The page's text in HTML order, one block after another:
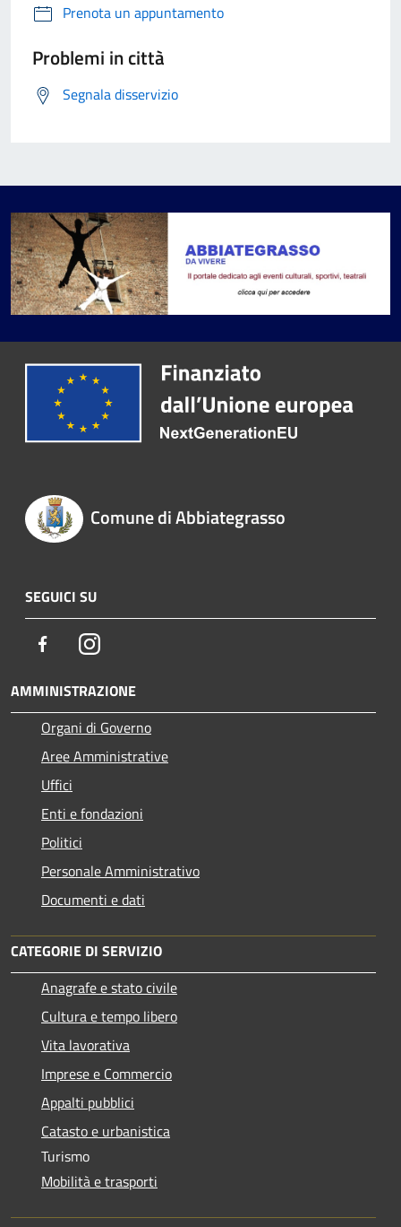
Prenota un appuntamento
Problemi in città
Segnala disservizio
Comune di Abbiategrasso
SEGUICI SU
FacebookInstagram
AMMINISTRAZIONE
Organi di Governo
Aree Amministrative
Uffici
Enti e fondazioni
Politici
Personale Amministrativo
Documenti e dati
CATEGORIE DI SERVIZIO
Anagrafe e stato civile
Cultura e tempo libero
Vita lavorativa
Imprese e Commercio
Appalti pubblici
Catasto e urbanistica
Turismo
Mobilità e trasporti